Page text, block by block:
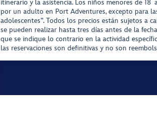
itinerario y la asistencia. Los niños menores de 18
por un adulto en Port Adventures, excepto para
adolescentes”. Todos los precios están sujetos a
se pueden realizar hasta tres días antes de la
que se indique lo contrario en la actividad
las reservaciones son definitivas y no son